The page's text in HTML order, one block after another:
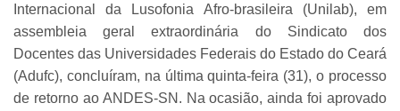
Internacional da Lusofonia Afro-brasileira (Unilab), em
assembleia geral extraordinária do Sindicato dos
Docentes das Universidades Federais do Estado do Ceará
(Adufc), concluíram, na última quinta-feira (31), o processo
de retorno ao ANDES-SN. Na ocasião, ainda foi aprovado